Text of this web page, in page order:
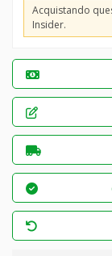
Acquistando
Insider.